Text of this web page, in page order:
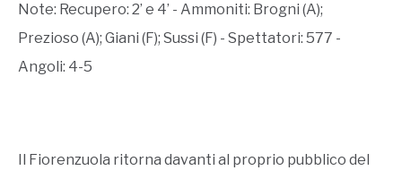
Note: Recupero: 2’ e 4’ - Ammoniti: Brogni (A);
Prezioso (A); Giani (F); Sussi (F) - Spettatori: 577 -
Angoli: 4-5
Il Fiorenzuola ritorna davanti al proprio pubblico del